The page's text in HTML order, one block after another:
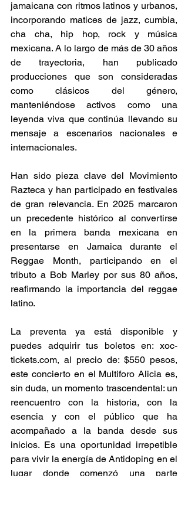
jamaicana con ritmos latinos y urbanos,
incorporando matices de jazz, cumbia,
cha cha, hip hop, rock y música
mexicana. A lo largo de más de 30 años
de trayectoria, han publicado
producciones que son consideradas
como clásicos del género,
manteniéndose activos como una
leyenda viva que continúa llevando su
mensaje a escenarios nacionales e
internacionales.
Han sido pieza clave del Movimiento
Razteca y han participado en festivales
de gran relevancia. En 2025 marcaron
un precedente histórico al convertirse
en la primera banda mexicana en
presentarse en Jamaica durante el
Reggae Month, participando en el
tributo a Bob Marley por sus 80 años,
reafirmando la importancia del reggae
latino.
La preventa ya está disponible y
puedes adquirir tus boletos en: xoc-
tickets.com, al precio de: $550 pesos,
este concierto en el Multiforo Alicia es,
sin duda, un momento trascendental: un
reencuentro con la historia, con la
esencia y con el público que ha
acompañado a la banda desde sus
inicios. Es una oportunidad irrepetible
para vivir la energía de Antidoping en el
lugar donde comenzó una parte